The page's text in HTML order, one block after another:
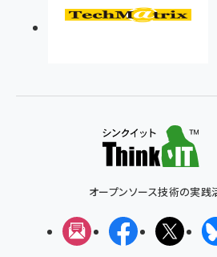
オープンソース技術の実践
メルマガFacebookX(エ